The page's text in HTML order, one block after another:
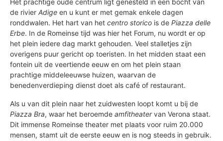
de rivier Adige en u kunt er met gemak enkele dagen
ronddwalen. Het hart van het centro storico is de Piazza delle
Erbe. In de Romeinse tijd was hier het Forum, nu wordt er op
het plein iedere dag markt gehouden. Veel stalletjes zijn
overigens puur gericht op toeristen. In het midden staat een
fontein uit de veertiende eeuw en om het plein staan
prachtige middeleeuwse huizen, waarvan de
benedenverdieping dienst doet als café of restaurant.
Als u van dit plein naar het zuidwesten loopt komt u bij de
Piazza Bra, waar het beroemde amfitheatervan Verona staat.
Dit immense Romeinse theater met plaats voor ruim 20.000
mensen, stamt uit de eerste eeuw en is nog steeds in gebruik.